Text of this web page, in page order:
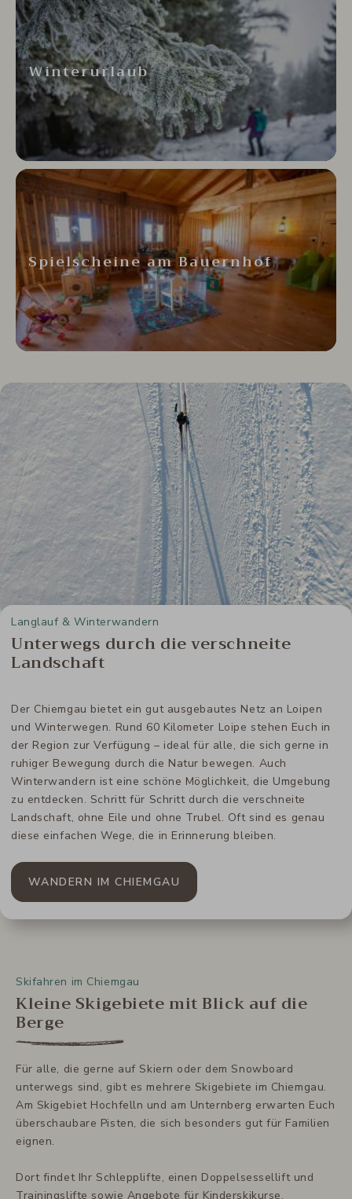
Winterurlaub
Spielscheine am Bauernhof
Langlauf & Winterwandern
Unterwegs durch die verschneite
Landschaft
Der Chiemgau bietet ein gut ausgebautes Netz an Loipen
und Winterwegen. Rund 60 Kilometer Loipe stehen Euch in
der Region zur Verfügung – ideal für alle, die sich gerne in
ruhiger Bewegung durch die Natur bewegen. Auch
Winterwandern ist eine schöne Möglichkeit, die Umgebung
zu entdecken. Schritt für Schritt durch die verschneite
Landschaft, ohne Eile und ohne Trubel. Oft sind es genau
diese einfachen Wege, die in Erinnerung bleiben.
WANDERN IM CHIEMGAU
Skifahren im Chiemgau
Kleine Skigebiete mit Blick auf die
Berge
Für alle, die gerne auf Skiern oder dem Snowboard
unterwegs sind, gibt es mehrere Skigebiete im Chiemgau.
Am Skigebiet Hochfelln und am Unternberg erwarten Euch
überschaubare Pisten, die sich besonders gut für Familien
eignen.
Dort findet Ihr Schlepplifte, einen Doppelsessellift und
Trainingslifte sowie Angebote für Kinderskikurse.